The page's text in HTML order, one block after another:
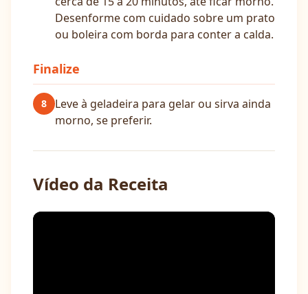
Desenforme com cuidado sobre um prato
ou boleira com borda para conter a calda.
Finalize
8
Leve à geladeira para gelar ou sirva ainda
morno, se preferir.
Vídeo da Receita